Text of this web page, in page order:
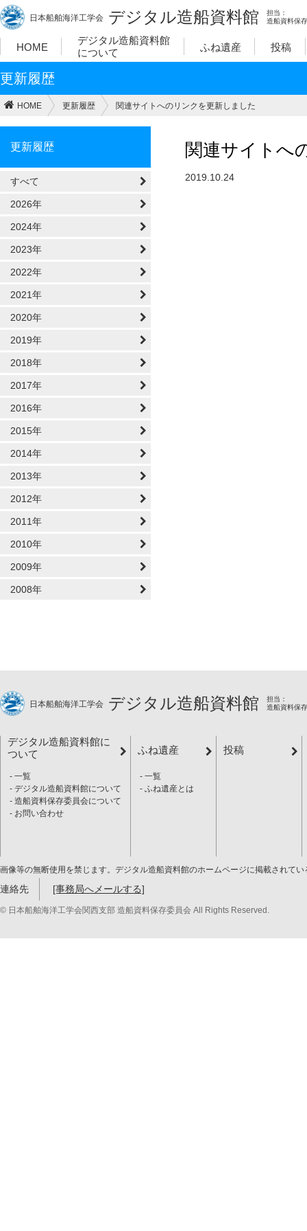
日本船舶海洋工学会 デジタル造船資料館
担当：
造船資料保
HOME
デジタル造船資料館
について
ふね遺産 投稿
更新履歴
HOME 更新履歴 関連サイトへのリンクを更新しました
更新履歴
すべて
2026年
2024年
2023年
2022年
2021年
2020年
2019年
2018年
2017年
2016年
2015年
2014年
2013年
2012年
2011年
2010年
2009年
2008年
関連サイトへ
2019.10.24
日本船舶海洋工学会 デジタル造船資料館
担当：
造船資料保
デジタル造船資料館に
ついて
一覧
デジタル造船資料館について
造船資料保存委員会について
お問い合わせ
ふね遺産
一覧
ふね遺産とは
投稿
画像等の無断使用を禁じます。デジタル造船資料館のホームページに掲載されて
連絡先 [事務局へメールする]
© 日本船舶海洋工学会関西支部 造船資料保存委員会 All Rights Reserved.